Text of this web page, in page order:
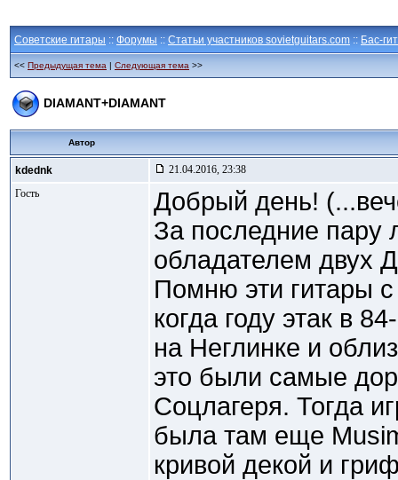
Советские гитары :: Форумы :: Статьи участников sovietguitars.com :: Бас-
<< Предыдущая тема | Следующая тема >>
DIAMANT+DIAMANT
Автор
kdednk
21.04.2016, 23:38
Гость
Добрый день!
За последние пару
обладателем двух
Помню эти гитары
когда году этак в
на Неглинке и
это были самые
Соцлагеря. Тогда
была там еще
кривой декой и